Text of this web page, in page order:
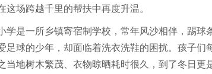
场跨越千里的帮扶中再度升温。
是一所乡镇寄宿制学校，常年风沙相伴，踢球
足球的少年，却面临着洗衣洗鞋的困扰。孩子们
当地树木繁茂、衣物晾晒耗时很久，到了冬日更